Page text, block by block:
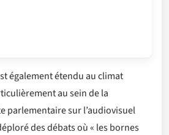
également étendu au climat
au sein de la
parlementaire sur l’audiovisuel
des débats où « les bornes